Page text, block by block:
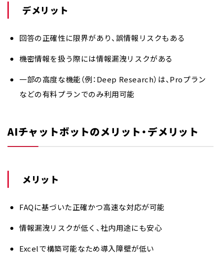
デメリット
回答の正確性に限界があり、誤情報リスクもある
機密情報を扱う際には情報漏洩リスクがある
一部の高度な機能（例：Deep Research）は、Proプラン
などの有料プランでのみ利用可能
AIチャットボットのメリット・デメリット
メリット
FAQに基づいた正確かつ高速な対応が可能
情報漏洩リスクが低く、社内用途にも安心
Excelで構築可能なため導入障壁が低い